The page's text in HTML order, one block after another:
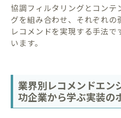
協調フィルタリングとコンテ
グを組み合わせ、それぞれの
レコメンドを実現する手法で
います。
業界別レコメンドエン
功企業から学ぶ実装の